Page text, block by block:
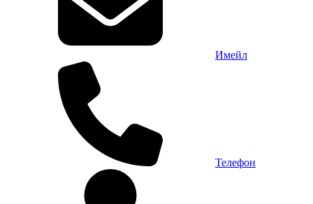
Имейл
Телефон